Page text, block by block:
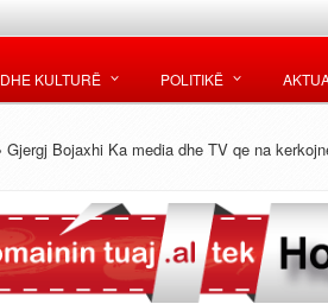
KULTURË POLITIKË
Gjergj Bojaxhi Ka media dhe TV qe na